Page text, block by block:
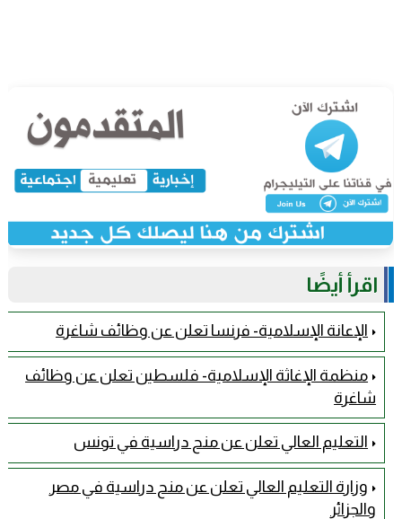
اقرأ أيضًا
الإعانة الإسلامية- فرنسا تعلن عن وظائف شاغرة
منظمة الإغاثة الإسلامية- فلسطين تعلن عن وظائف
شاغرة
التعليم العالي تعلن عن منح دراسية في تونس
وزارة التعليم العالي تعلن عن منح دراسية في مصر
والجزائر